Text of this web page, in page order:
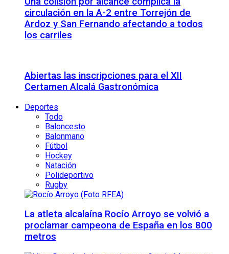
circulación en la A-2 entre Torrejón de
Ardoz y San Fernando afectando a todos
los carriles
Abiertas las inscripciones para el XII
Certamen Alcalá Gastronómica
Deportes
Todo
Baloncesto
Balonmano
Fútbol
Hockey
Natación
Polideportivo
Rugby
La atleta alcalaína Rocío Arroyo se volvió a
proclamar campeona de España en los 800
metros